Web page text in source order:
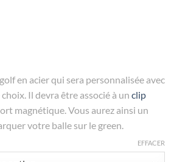
en acier qui sera personnalisée avec
Il devra être associé à un clip
magnétique. Vous aurez ainsi un
votre balle sur le green.
EFFACER